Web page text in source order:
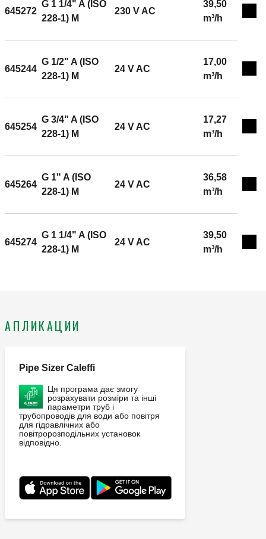
645272
G 1 1/4" A (ISO
228-1) M
230 V AC
39,50
m³/h
645244
G 1/2" A (ISO
228-1) M
24 V AC
17,00
m³/h
645254
G 3/4" A (ISO
228-1) M
24 V AC
17,27
m³/h
645264
G 1" A (ISO
228-1) M
24 V AC
36,58
m³/h
645274
G 1 1/4" A (ISO
228-1) M
24 V AC
39,50
m³/h
АПЛИКАЦИИ
Pipe Sizer Caleffi
Ця програма дає змогу
розрахувати розміри та інші
параметри труб і
трубопроводів для води або повітря
для гідравлічних або
повітророзподільних установок
відповідно.